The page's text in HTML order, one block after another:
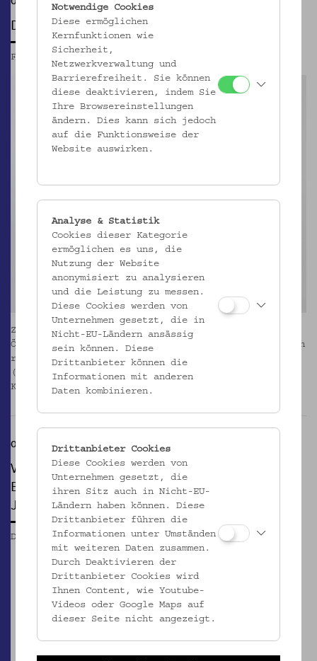
DIE TEXTILMUSTERSAMMLUNG EMILIE FLÖGE
Fr, 25.05.2012 – So, 02.12.2012
Zur Textil- und Bekleidungssammlung des
Österreichischen Museums für Volkskunde gehören auch
rund 350 Objekte aus dem Nachlass von Emilie Flöge
(1874-1952), der Lebenspartnerin und Muse Gustav
Klimts.
_MEHR
Objekte im Fokus
VON DREIDELN, MAZZES UND
BESCHNEIDUNGSMESSERN
Jüdische Dinge im Museum
Di, 21.06.2011 – So, 16.10.2011
Notwendige Cookies
Diese ermöglichen
Kernfunktionen wie
Sicherheit,
Netzwerkverwaltung und
Barrierefreiheit. Sie können
diese deaktivieren, indem Sie
Ihre Browsereinstellungen
ändern. Dies kann sich jedoch
auf die Funktionsweise der
Website auswirken.
Analyse & Statistik
Cookies dieser Kategorie
ermöglichen es uns, die
Nutzung der Website
anonymisiert zu analysieren
und die Leistung zu messen.
Diese Cookies werden von
Unternehmen gesetzt, die in
Nicht-EU-Ländern ansässig
sein können. Diese
Drittanbieter können die
Informationen mit anderen
Daten kombinieren.
Drittanbieter Cookies
Diese Cookies werden von
Unternehmen gesetzt, die
ihren Sitz auch in Nicht-EU-
Ländern haben können. Diese
Drittanbieter führen die
Informationen unter Umständen
mit weiteren Daten zusammen.
Durch Deaktivieren der
Drittanbieter Cookies wird
Ihnen Content, wie Youtube-
Videos oder Google Maps auf
dieser Seite nicht angezeigt.